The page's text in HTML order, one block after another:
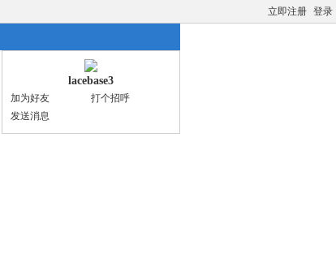
立即注册 登录
lacebase3
加为好友
打个招呼
发送消息